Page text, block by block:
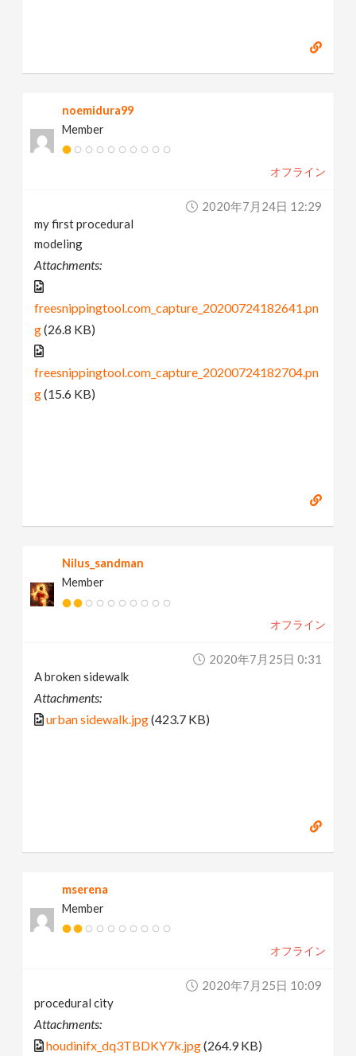
noemidura99
Member
オフライン
2020年7月24日 12:29
my first procedural
modeling
Attachments:
freesnippingtool.com_capture_20200724182641.pn
g(26.8 KB)
freesnippingtool.com_capture_20200724182704.pn
g(15.6 KB)
Nilus_sandman
Member
オフライン
2020年7月25日 0:31
A broken sidewalk
Attachments:
urban sidewalk.jpg(423.7 KB)
mserena
Member
オフライン
2020年7月25日 10:09
procedural city
Attachments:
houdinifx_dq3TBDKY7k.jpg(264.9 KB)